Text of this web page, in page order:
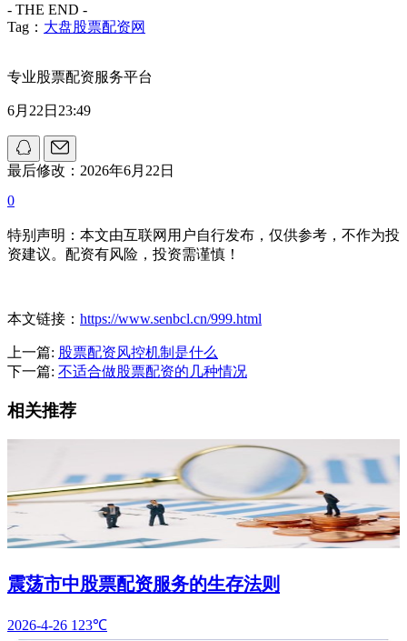
- THE END -
Tag： 大盘股票配资网
专业股票配资服务平台
6月22日23:49
最后修改：2026年6月22日
0
特别声明：本文由互联网用户自行发布，仅供参考，不作为投
资建议。配资有风险，投资需谨慎！
本文链接： https://www.senbcl.cn/999.html
上一篇: 股票配资风控机制是什么
下一篇: 不适合做股票配资的几种情况
相关推荐
震荡市中股票配资服务的生存法则
2026-4-26 123℃